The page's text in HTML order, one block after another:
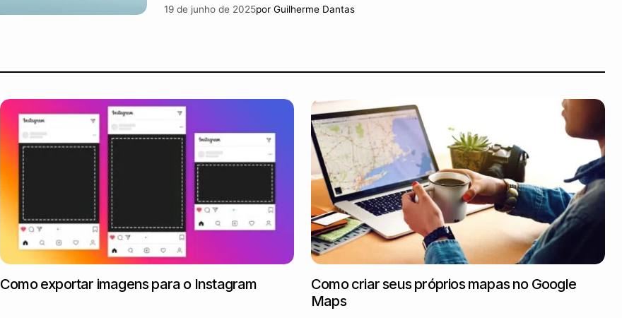
19 de junho de 2025por Guilherme Dantas
Como exportar imagens para o Instagram
Como criar seus próprios mapas no Google
Maps